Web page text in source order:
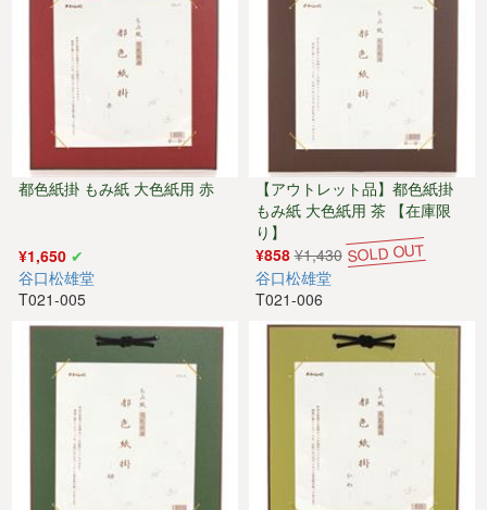
都色紙掛 もみ紙 大色紙用 赤
¥1,650
谷口松雄堂
T021-005
【アウトレット品】都色紙掛
もみ紙 大色紙用 茶 【在庫限
り】
¥858 ¥1,430
谷口松雄堂
T021-006